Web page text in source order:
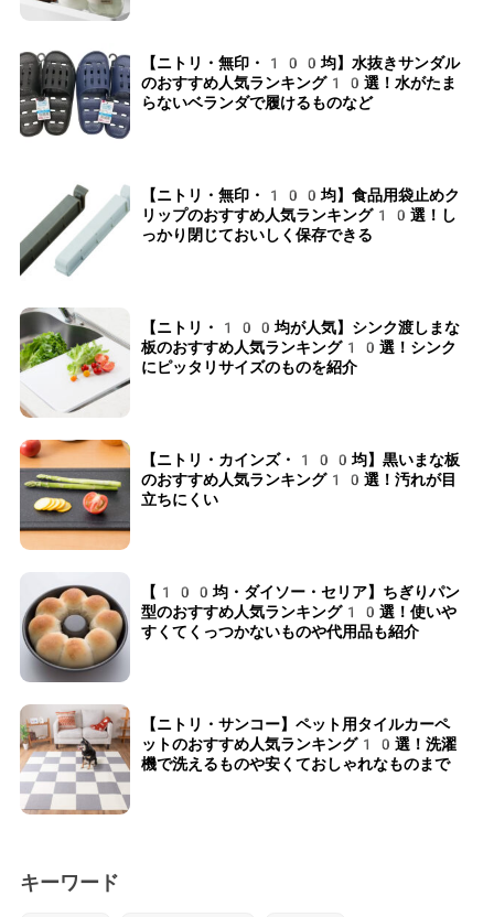
【ニトリ・無印・100均】水抜きサンダル
のおすすめ人気ランキング10選！水がたま
らないベランダで履けるものなど
【ニトリ・無印・100均】食品用袋止めク
リップのおすすめ人気ランキング10選！し
っかり閉じておいしく保存できる
【ニトリ・100均が人気】シンク渡しまな
板のおすすめ人気ランキング10選！シンク
にピッタリサイズのものを紹介
【ニトリ・カインズ・100均】黒いまな板
のおすすめ人気ランキング10選！汚れが目
立ちにくい
【100均・ダイソー・セリア】ちぎりパン
型のおすすめ人気ランキング10選！使いや
すくてくっつかないものや代用品も紹介
【ニトリ・サンコー】ペット用タイルカーペ
ットのおすすめ人気ランキング10選！洗濯
機で洗えるものや安くておしゃれなものまで
キーワード